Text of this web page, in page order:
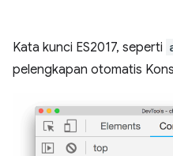
Kata kunci ES2017, seperti
pelengkapan otomatis